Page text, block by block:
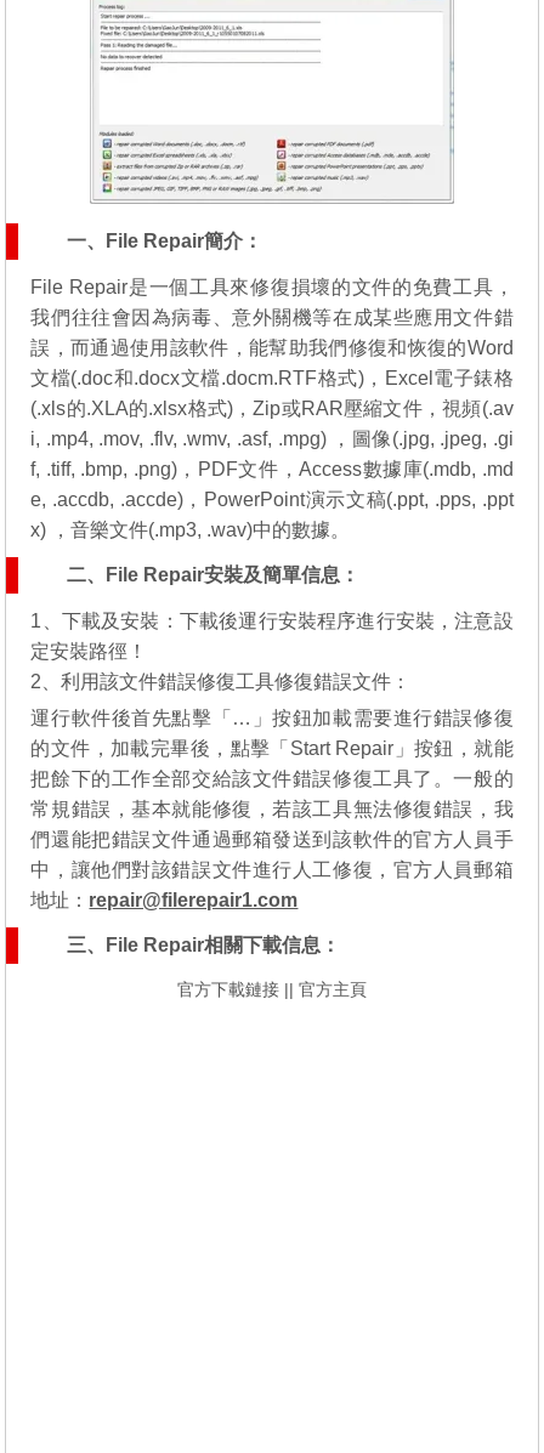
一、File Repair簡介：
File Repair是一個工具來修復損壞的文件的免費工具，
我們往往會因為病毒、意外關機等在成某些應用文件錯
誤，而通過使用該軟件，能幫助我們修復和恢復的Word
文檔(.doc和.docx文檔.docm.RTF格式)，Excel電子錶格
(.xls的.XLA的.xlsx格式)，Zip或RAR壓縮文件，視頻(.av
i, .mp4, .mov, .flv, .wmv, .asf, .mpg) ，圖像(.jpg, .jpeg, .gi
f, .tiff, .bmp, .png)，PDF文件，Access數據庫(.mdb, .md
e, .accdb, .accde)，PowerPoint演示文稿(.ppt, .pps, .ppt
x) ，音樂文件(.mp3, .wav)中的數據。
二、File Repair安裝及簡單信息：
1、下載及安裝：下載後運行安裝程序進行安裝，注意設
定安裝路徑！
2、利用該文件錯誤修復工具修復錯誤文件：
運行軟件後首先點擊「…」按鈕加載需要進行錯誤修復
的文件，加載完畢後，點擊「Start Repair」按鈕，就能
把餘下的工作全部交給該文件錯誤修復工具了。一般的
常規錯誤，基本就能修復，若該工具無法修復錯誤，我
們還能把錯誤文件通過郵箱發送到該軟件的官方人員手
中，讓他們對該錯誤文件進行人工修復，官方人員郵箱
地址： repair@filerepair1.com
三、File Repair相關下載信息：
官方下載鏈接 || 官方主頁